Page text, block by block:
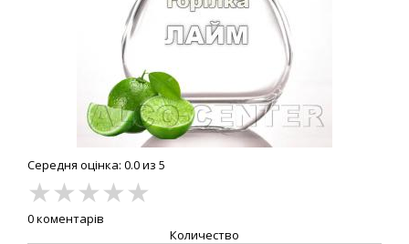
Середня оцінка: 0.0 из 5
★★★★★
0 коментарів
Количество